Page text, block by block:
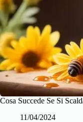
Cosa Succede Se Si
11/04/2024